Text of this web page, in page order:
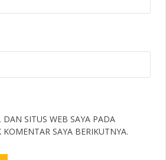
SITUS WEB SAYA PADA
SAYA BERIKUTNYA.